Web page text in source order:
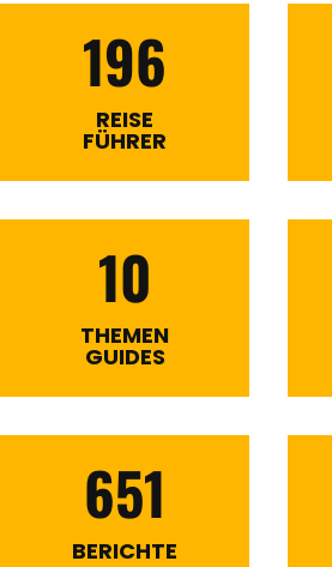
196
REISE
FÜHRER
10
THEMEN
GUIDES
651
BERICHTE